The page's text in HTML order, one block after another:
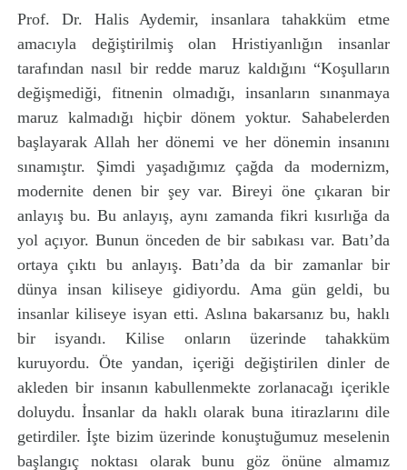
Prof. Dr. Halis Aydemir, insanlara tahakküm etme
amacıyla değiştirilmiş olan Hristiyanlığın insanlar
tarafından nasıl bir redde maruz kaldığını “Koşulların
değişmediği, fitnenin olmadığı, insanların sınanmaya
maruz kalmadığı hiçbir dönem yoktur. Sahabelerden
başlayarak Allah her dönemi ve her dönemin insanını
sınamıştır. Şimdi yaşadığımız çağda da modernizm,
modernite denen bir şey var. Bireyi öne çıkaran bir
anlayış bu. Bu anlayış, aynı zamanda fikri kısırlığa da
yol açıyor. Bunun önceden de bir sabıkası var. Batı’da
ortaya çıktı bu anlayış. Batı’da da bir zamanlar bir
dünya insan kiliseye gidiyordu. Ama gün geldi, bu
insanlar kiliseye isyan etti. Aslına bakarsanız bu, haklı
bir isyandı. Kilise onların üzerinde tahakküm
kuruyordu. Öte yandan, içeriği değiştirilen dinler de
akleden bir insanın kabullenmekte zorlanacağı içerikle
doluydu. İnsanlar da haklı olarak buna itirazlarını dile
getirdiler. İşte bizim üzerinde konuştuğumuz meselenin
başlangıç noktası olarak bunu göz önüne almamız